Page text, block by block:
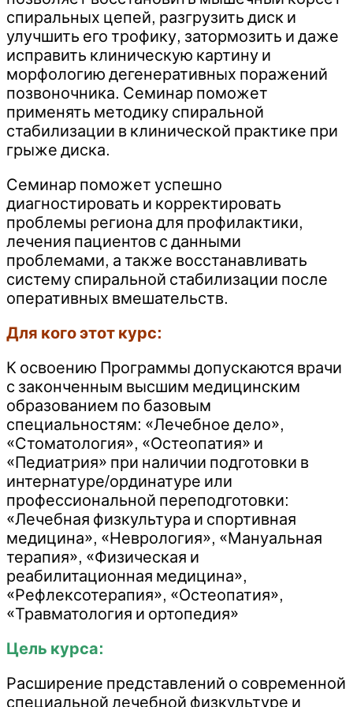
спиральных цепей, разгрузить диск и
улучшить его трофику, затормозить и даже
исправить клиническую картину и
морфологию дегенеративных поражений
позвоночника. Семинар поможет
применять методику спиральной
стабилизации в клинической практике при
грыже диска.
Семинар поможет успешно
диагностировать и корректировать
проблемы региона для профилактики,
лечения пациентов с данными
проблемами, а также восстанавливать
систему спиральной стабилизации после
оперативных вмешательств.
Для кого этот курс:
К освоению Программы допускаются врачи
с законченным высшим медицинским
образованием по базовым
специальностям: «Лечебное дело»,
«Стоматология», «Остеопатия» и
«Педиатрия» при наличии подготовки в
интернатуре/ординатуре или
профессиональной переподготовки:
«Лечебная физкультура и спортивная
медицина», «Неврология», «Мануальная
терапия», «Физическая и
реабилитационная медицина»,
«Рефлексотерапия», «Остеопатия»,
«Травматология и ортопедия»
Цель курса:
Расширение представлений о современной
специальной лечебной физкультуре и